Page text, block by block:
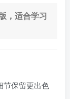
，适合学习
节保留更出色